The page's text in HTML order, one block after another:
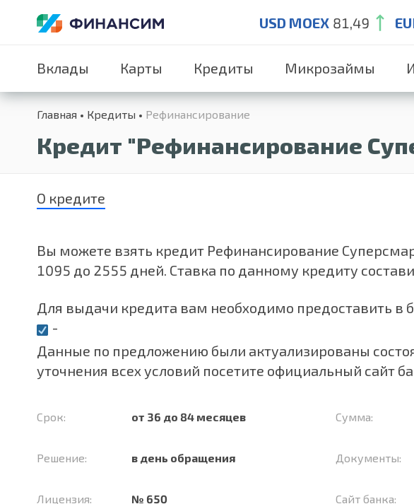
USD MOEX 81,49
Вклады Карты Кредиты Микрозаймы
Главная Кредиты Рефинансирование
Кредит "Рефинансирование
О кредите
Вы можете взять кредит Рефинансирование
1095 до 2555 дней. Ставка по данному кредиту
Для выдачи кредита вам необходимо предоставить
-
Данные по предложению были актуализированы
уточнения всех условий посетите официальный сайт
Срок: от 36 до 84 месяцев Сумма:
Решение: в день обращения Документы:
Лицензия: № 650 Сайт банка: